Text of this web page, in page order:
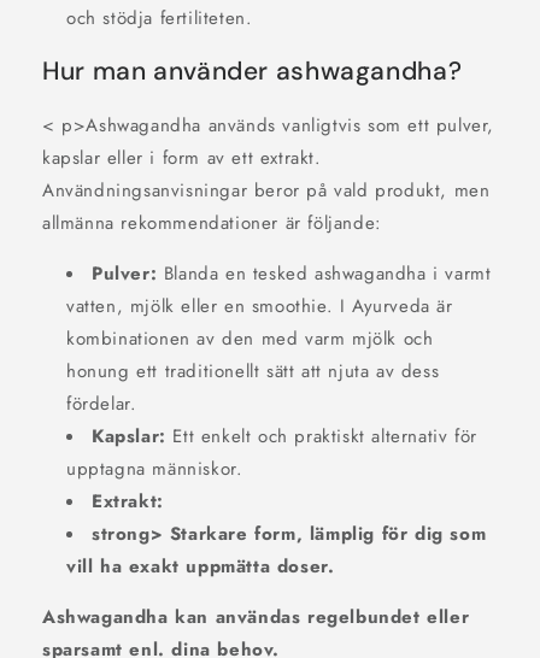
och stödja fertiliteten.
Hur man använder ashwagandha?
< p>Ashwagandha används vanligtvis som ett pulver,
kapslar eller i form av ett extrakt.
Användningsanvisningar beror på vald produkt, men
allmänna rekommendationer är följande:
Pulver: Blanda en tesked ashwagandha i varmt
vatten, mjölk eller en smoothie. I Ayurveda är
kombinationen av den med varm mjölk och
honung ett traditionellt sätt att njuta av dess
fördelar.
Kapslar: Ett enkelt och praktiskt alternativ för
upptagna människor.
Extrakt:
strong> Starkare form, lämplig för dig som
vill ha exakt uppmätta doser.
Ashwagandha kan användas regelbundet eller
sparsamt enl. dina behov.